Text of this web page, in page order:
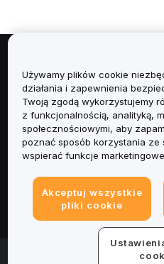
Informacje
Usługi
Obsługa Klienta
Informacje prawne
© 2025-2026 Bybit.eu. All
Używamy plików cookie
działania i zapewnienia
Twoją zgodą wykorzystujemy
z funkcjonalnością, analityką,
społecznościowymi, aby
poznać sposób korzystania ze
wspierać funkcje
Akceptuj wszystkie
pliki cookie